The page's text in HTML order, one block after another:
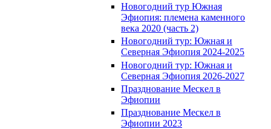
Новогодний тур Южная
Эфиопия: племена каменного
века 2020 (часть 2)
Новогодний тур: Южная и
Северная Эфиопия 2024-2025
Новогодний тур: Южная и
Северная Эфиопия 2026-2027
Празднование Мескел в
Эфиопии
Празднование Мескел в
Эфиопии 2023